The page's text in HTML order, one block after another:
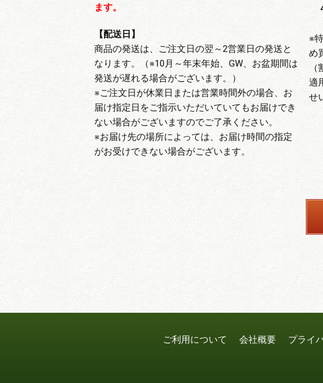
ます。
【配送日】
商品の発送は、ご注文日の翌～2営業日の発送と
なります。（※10月～年末年始、GW、お盆期間は
発送が遅れる場合がございます。）
※ご注文日が休業日または営業時間外の場合、お
届け指定日をご指示いただいていてもお届けでき
ない場合がございますのでご了承ください。
※お届け先の場所によっては、お届け時間の指定
がお受けできない場合がございます。
※
め
適
せ
ご利用について 会社概要 プライ